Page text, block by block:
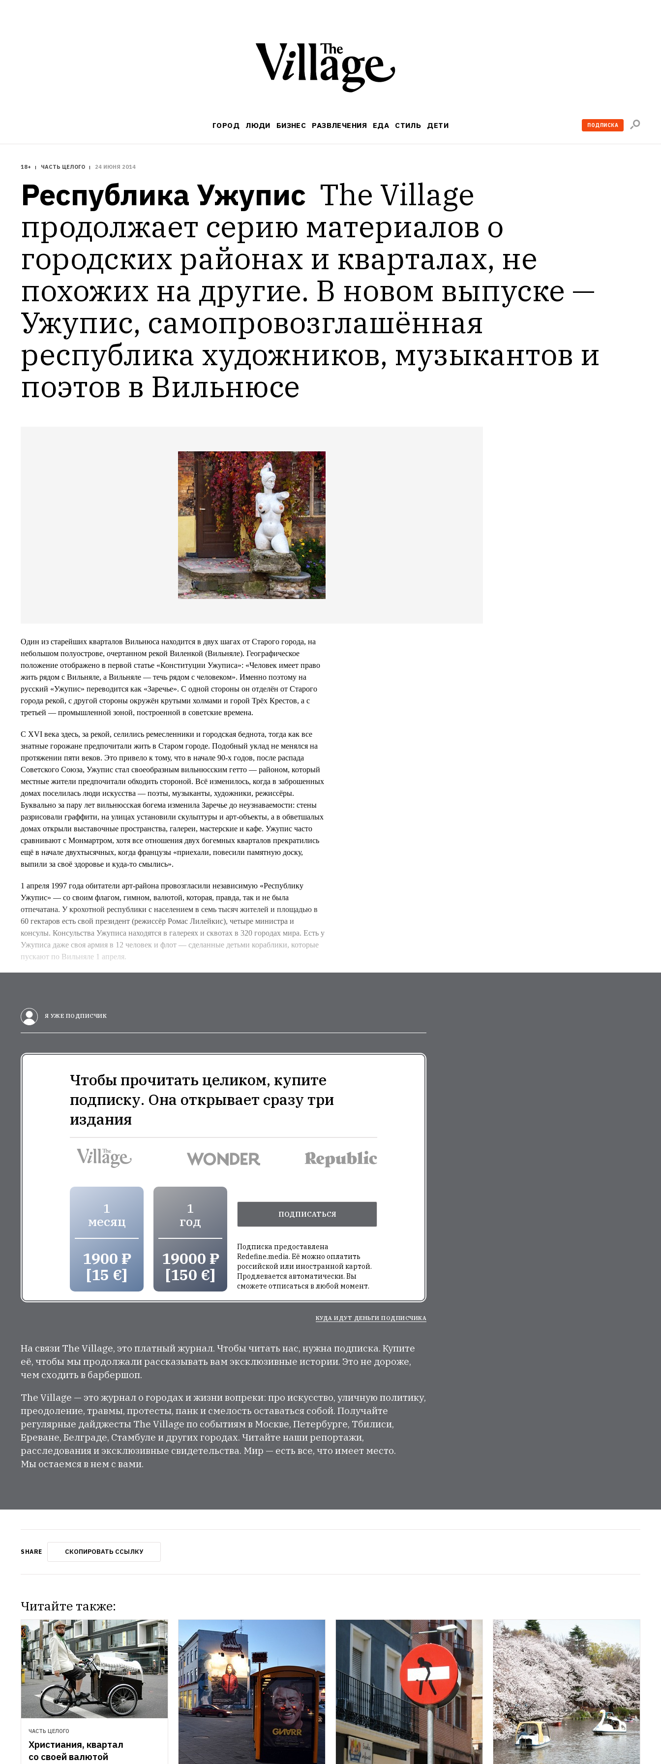
ПОДПИСКА
Поиск
по
ГОРОД ЛЮДИ БИЗНЕС РАЗВЛЕЧЕНИЯ ЕДА СТИЛЬ ДЕТИ
18+ ЧАСТЬ ЦЕЛОГО 24 ИЮНЯ 2014
Республика Ужупис The Village
продолжает серию материалов о
городских районах и кварталах, не
похожих на другие. В новом выпуске —
Ужупис, самопровозглашённая
республика художников, музыкантов и
поэтов в Вильнюсе
Один из старейших кварталов Вильнюса находится в двух шагах от Старого города, на
небольшом полуострове, очертанном рекой Виленкой (Вильняле). Географическое
положение отображено в первой статье «Конституции Ужуписа»: «Человек имеет право
жить рядом с Вильняле, а Вильняле — течь рядом с человеком». Именно поэтому на
русский «Ужупис» переводится как «Заречье». С одной стороны он отделён от Старого
города рекой, с другой стороны окружён крутыми холмами и горой Трёх Крестов, а с
третьей — промышленной зоной, построенной в советские времена.
С XVI века здесь, за рекой, селились ремесленники и городская беднота, тогда как все
знатные горожане предпочитали жить в Старом городе. Подобный уклад не менялся на
протяжении пяти веков. Это привело к тому, что в начале 90-х годов, после распада
Советского Союза, Ужупис стал своеобразным вильнюсским гетто — районом, который
местные жители предпочитали обходить стороной. Всё изменилось, когда в заброшенных
домах поселилась люди искусства — поэты, музыканты, художники, режиссёры.
Буквально за пару лет вильнюсская богема изменила Заречье до неузнаваемости: стены
разрисовали граффити, на улицах установили скульптуры и арт-объекты, а в обветшалых
домах открыли выставочные пространства, галереи, мастерские и кафе. Ужупис часто
сравнивают с Монмартром, хотя все отношения двух богемных кварталов прекратились
ещё в начале двухтысячных, когда французы «приехали, повесили памятную доску,
выпили за своё здоровье и куда-то смылись».
1 апреля 1997 года обитатели арт-района провозгласили независимую «Республику
Ужупис» — со своим флагом, гимном, валютой, которая, правда, так и не была
отпечатана. У крохотной республики с населением в семь тысяч жителей и площадью в
60 гектаров есть свой президент (режиссёр Ромас Лилейкис), четыре министра и
консулы. Консульства Ужуписа находятся в галереях и сквотах в 320 городах мира. Есть у
Ужуписа даже своя армия в 12 человек и флот — сделанные детьми кораблики, которые
пускают по Вильняле 1 апреля.
Я УЖЕ ПОДПИСЧИК
Чтобы прочитать целиком, купите
подписку. Она открывает сразу три
издания
1
месяц
1900 ₽
[15 €]
1
год
19000 ₽
[150 €]
ПОДПИСАТЬСЯ
Подписка предоставлена
Redefine.media. Её можно оплатить
российской или иностранной картой.
Продлевается автоматически. Вы
сможете отписаться в любой момент.
КУДА ИДУТ ДЕНЬГИ ПОДПИСЧИКА
На связи The Village, это платный журнал. Чтобы читать нас, нужна подписка. Купите
её, чтобы мы продолжали рассказывать вам эксклюзивные истории. Это не дороже,
чем сходить в барбершоп.
The Village — это журнал о городах и жизни вопреки: про искусство, уличную политику,
преодоление, травмы, протесты, панк и смелость оставаться собой. Получайте
регулярные дайджесты The Village по событиям в Москве, Петербурге, Тбилиси,
Ереване, Белграде, Стамбуле и других городах. Читайте наши репортажи,
расследования и эксклюзивные свидетельства. Мир — есть все, что имеет место.
Мы остаемся в нем с вами.
SHARE СКОПИРОВАТЬ ССЫЛКУ
Читайте также:
ЧАСТЬ ЦЕЛОГО
Христиания, квартал
со своей валютой